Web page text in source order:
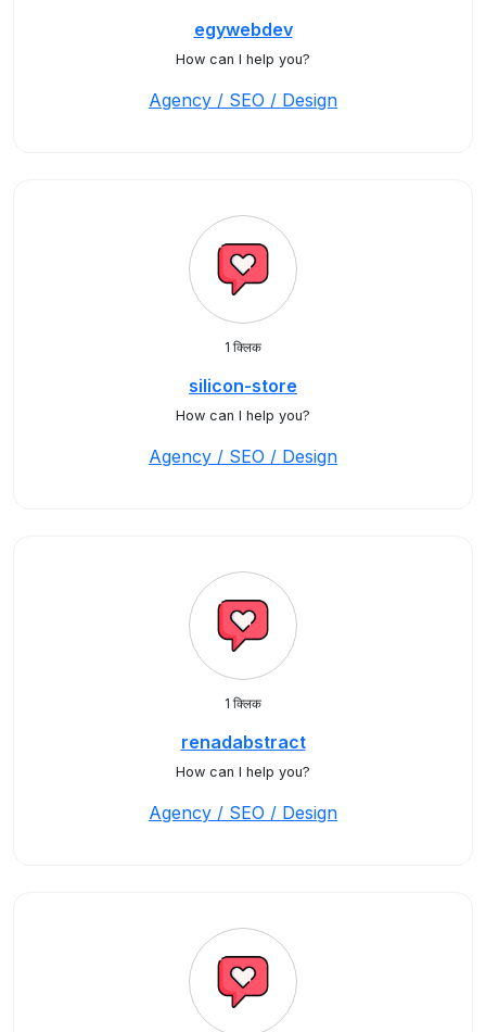
egywebdev
How can I help you?
Agency / SEO / Design
1 क्लिक
silicon-store
How can I help you?
Agency / SEO / Design
1 क्लिक
renadabstract
How can I help you?
Agency / SEO / Design